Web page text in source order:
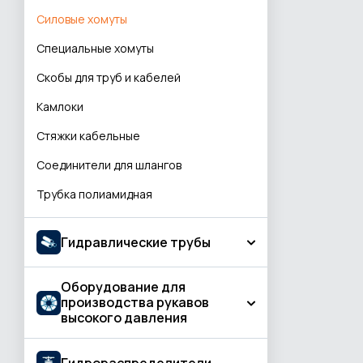
Угловой соединитель
Т-образные соединения
Соединения
Разное
Соединения проходные
Соединения проходные редукционные
Соединения переборочные
Соединения приварные
Соединения типа банджо
Соединения для подключения
Комплектующие и запасные части
Cиловые хомуты
Специальные хомуты
Скобы для труб и кабелей
Камлоки
Стяжки кабельные
Соединители для шлангов
Трубка полиамидная
Гидравлические трубы
Фосфатированные гидравлические
трубы
Оборудование для
производства рукавов
высокого давления